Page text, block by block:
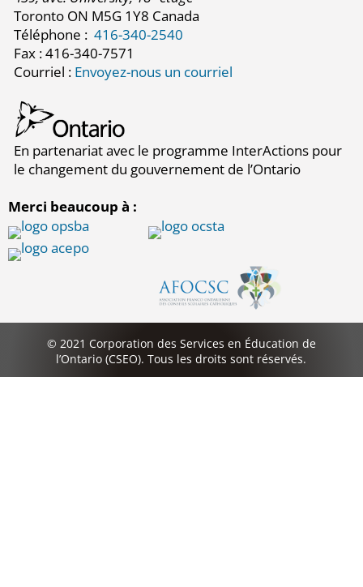
Toronto ON M5G 1Y8 Canada
Téléphone : 416-340-2540
Fax : 416-340-7571
Courriel : Envoyez-nous un courriel
En partenariat avec le programme InterActions pour
le changement du gouvernement de l’Ontario
Merci beaucoup à :
© 2021 Corporation des Services en Éducation de
l’Ontario (CSEO). Tous les droits sont réservés.